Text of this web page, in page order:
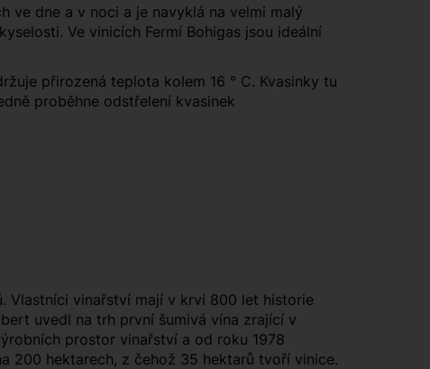
ve dne a v noci a je navyklá na velmi malý
Ve vinicích Fermí Bohigas jsou ideální
přirozená teplota kolem 16 ° C. Kvasinky tu
proběhne odstřelení kvasinek
Vlastníci vinařství mají v krvi 800 let historie
uvedl na trh první šumivá vína zrající v
prostor vinařství a od roku 1978
200 hektarech, z čehož 35 hektarů tvoří vinice.